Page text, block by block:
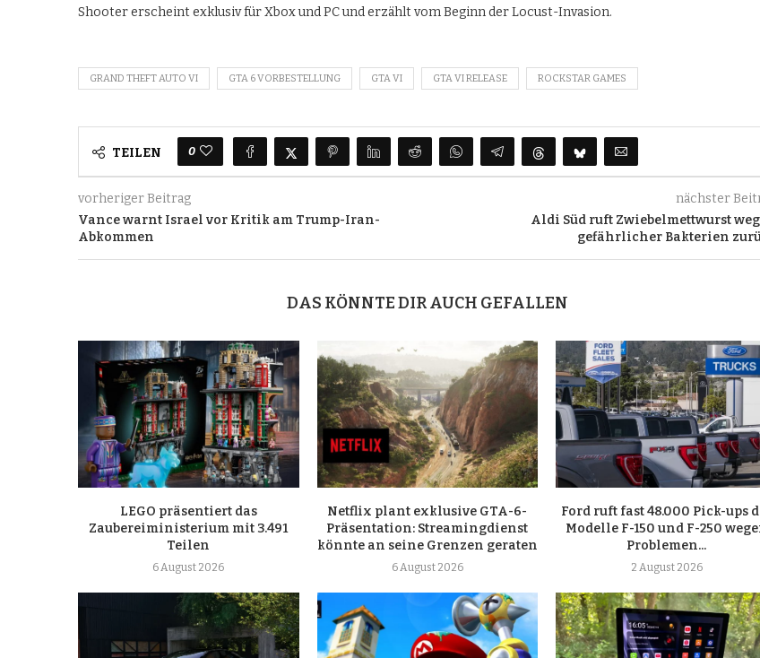
Shooter erscheint exklusiv für Xbox und PC und erzählt vom Beginn der Locust-Invasion.
GRAND THEFT AUTO VI GTA 6 VORBESTELLUNG GTA VI GTA VI RELEASE ROCKSTAR GAMES
TEILEN 0
vorheriger Beitrag
Vance warnt Israel vor Kritik am Trump-Iran-
Abkommen
nächster
Aldi Süd ruft Zwiebelmettwurst
gefährlicher Bakterien
DAS KÖNNTE DIR AUCH GEFALLEN
LEGO präsentiert das
Zaubereiministerium mit 3.491
Teilen
6 August 2026
Netflix plant exklusive GTA-6-
Präsentation: Streamingdienst
könnte an seine Grenzen geraten
6 August 2026
Ford ruft fast 48.000 Pick-ups
Modelle F-150 und F-250
Problemen...
2 August 2026